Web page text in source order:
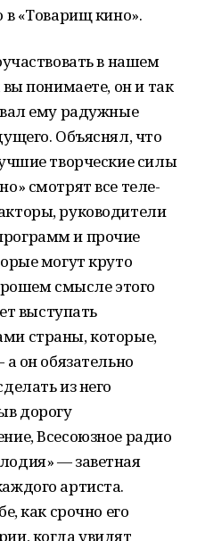
в «Товарищ кино».
в нашем
понимаете, он и так
ему радужные
Объяснял, что
творческие силы
смотрят все теле-
руководители
и прочие
могут круто
смысле этого
выступать
страны, которые,
он обязательно
из него
дорогу
Всесоюзное радио
— заветная
артиста.
как срочно его
когда увидят